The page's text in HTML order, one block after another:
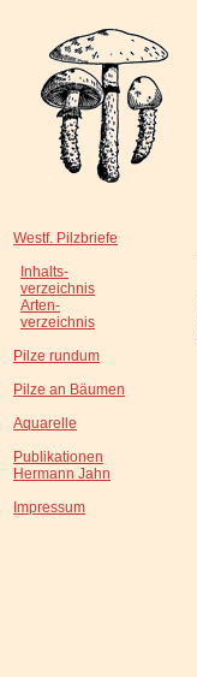
Westf. Pilzbriefe
Inhalts-
verzeichnis
Arten-
verzeichnis
Pilze rundum
Pilze an Bäumen
Aquarelle
Publikationen
Hermann Jahn
Impressum